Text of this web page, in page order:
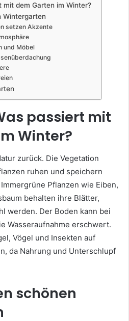
mit dem Garten im Winter?
Wintergarten
setzen Akzente
und Möbel
passiert mit
Winter?
zurück. Die Vegetation
ruhen und speichern
Pflanzen wie Eiben,
behalten ihre Blätter,
werden. Der Boden kann bei
Wasseraufnahme erschwert.
Vögel und Insekten auf
da Nahrung und Unterschlupf
schönen